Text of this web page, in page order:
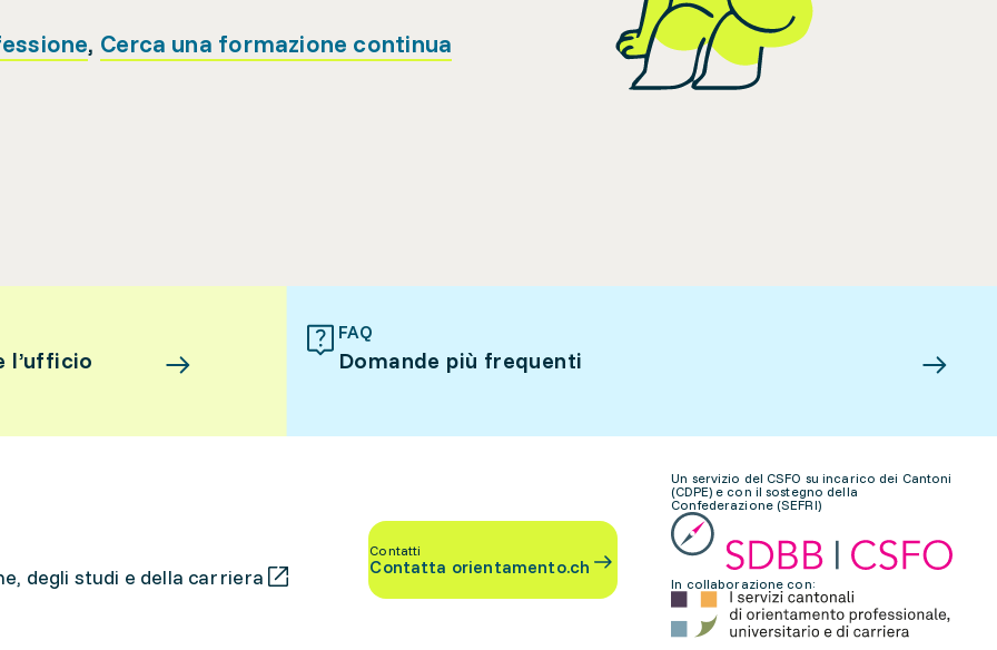
, Cerca una formazione continua
l’ufficio
FAQ
Domande più frequenti
degli studi e della carriera
Contatti
Contatta orientamento.ch
Un servizio del CSFO su incarico dei Cantoni
(CDPE) e con il sostegno della
Confederazione (SEFRI)
In collaborazione con: